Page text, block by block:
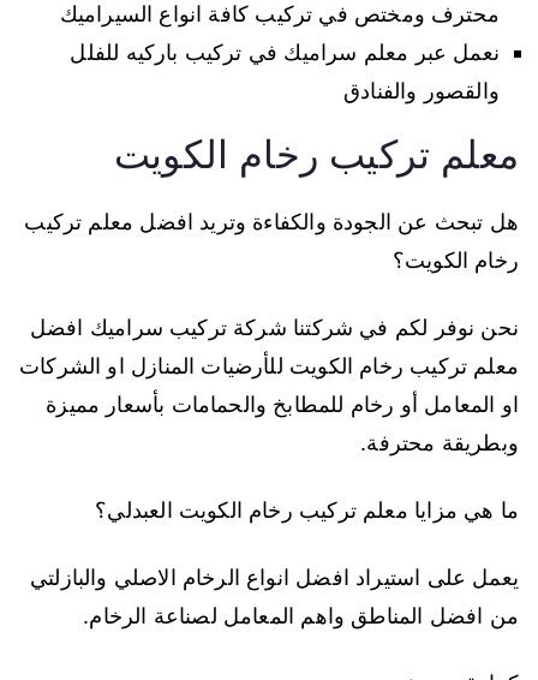
محترف ومختص في تركيب كافة انواع السيراميك
نعمل عبر معلم سراميك في تركيب باركيه للفلل
والقصور والفنادق
معلم تركيب رخام الكويت
هل تبحث عن الجودة والكفاءة وتريد افضل معلم تركيب
رخام الكويت؟
نحن نوفر لكم في شركتنا شركة تركيب سراميك افضل
معلم تركيب رخام الكويت للأرضيات المنازل او الشركات
او المعامل أو رخام للمطابخ والحمامات بأسعار مميزة
وبطريقة محترفة.
ما هي مزايا معلم تركيب رخام الكويت العبدلي؟
يعمل على استيراد افضل انواع الرخام الاصلي والبازلتي
من افضل المناطق واهم المعامل لصناعة الرخام.